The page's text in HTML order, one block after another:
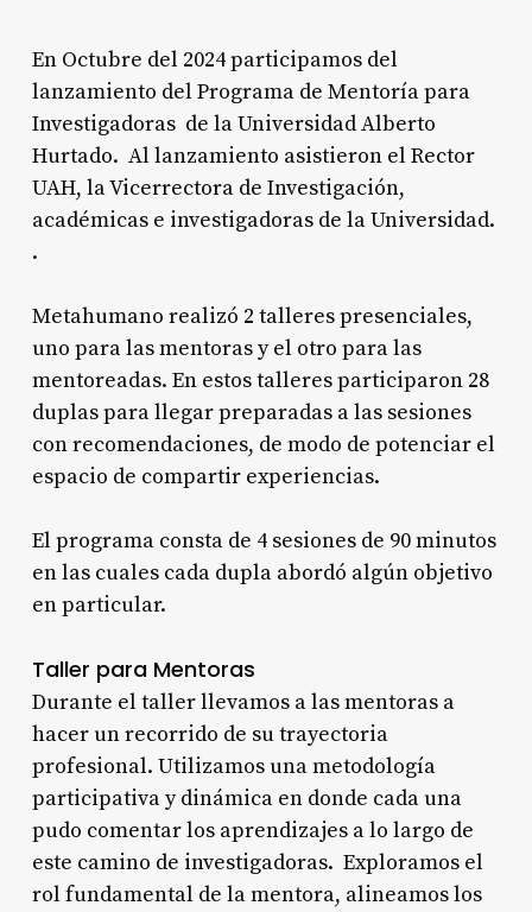
En Octubre del 2024 participamos del
lanzamiento del Programa de Mentoría para
Investigadoras de la Universidad Alberto
Hurtado. Al lanzamiento asistieron el Rector
UAH, la Vicerrectora de Investigación,
académicas e investigadoras de la Universidad.
.
Metahumano realizó 2 talleres presenciales,
uno para las mentoras y el otro para las
mentoreadas. En estos talleres participaron 28
duplas para llegar preparadas a las sesiones
con recomendaciones, de modo de potenciar el
espacio de compartir experiencias.
El programa consta de 4 sesiones de 90 minutos
en las cuales cada dupla abordó algún objetivo
en particular.
Taller para Mentoras
Durante el taller llevamos a las mentoras a
hacer un recorrido de su trayectoria
profesional. Utilizamos una metodología
participativa y dinámica en donde cada una
pudo comentar los aprendizajes a lo largo de
este camino de investigadoras. Exploramos el
rol fundamental de la mentora, alineamos los